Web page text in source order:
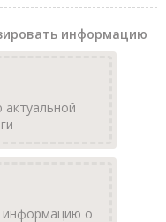
информацию
информацию о